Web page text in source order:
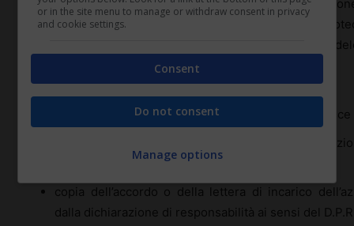
Per completezza di esposizione, al fine della
(dottori agronomi, dottori forestali, agrotecnici,
laureati) dovranno inviare all’indirizzo e-mail
documento di riconoscimento;
copia della tessera sanitaria o del tesserino di
copia del tesserino di iscrizione all’albo o
Professionale;
copia dell’accordo o della lettera di incarico
dalla dichiarazione di responsabilità ai sensi del
or in the site menu to manage or withdraw consent in privacy
and cookie settings.
Consent
Do not consent
Manage options